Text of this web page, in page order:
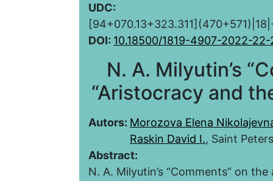
UDC:
DOI: 10.18500/1819-4907-2022-
N. A. Milyutin’s
“Aristocracy and
Autors: Morozova Elena
Raskin David I., Saint
Abstract:
N. A. Milyutin’s “Comments” on